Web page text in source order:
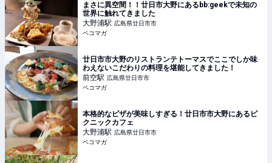
まさに異空間！！廿日市大野にあるbb:geekで未知の
世界に触れてきました
大野浦駅 広島県廿日市市
ペコマガ
廿日市市大野のリストランテトーマスでここでしか味
わえないこだわりの料理を堪能してきました！
前空駅 広島県廿日市市
ペコマガ
本格的なピザが美味しすぎる！廿日市市大野にあるピ
クニックカフェ
大野浦駅 広島県廿日市市
ペコマガ